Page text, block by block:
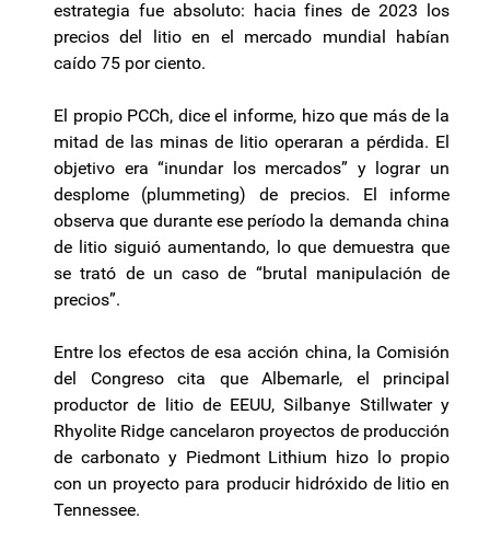
estrategia fue absoluto: hacia fines de 2023 los
precios del litio en el mercado mundial habían
caído 75 por ciento.
El propio PCCh, dice el informe, hizo que más de la
mitad de las minas de litio operaran a pérdida. El
objetivo era “inundar los mercados” y lograr un
desplome (plummeting) de precios. El informe
observa que durante ese período la demanda china
de litio siguió aumentando, lo que demuestra que
se trató de un caso de “brutal manipulación de
precios”.
Entre los efectos de esa acción china, la Comisión
del Congreso cita que Albemarle, el principal
productor de litio de EEUU,Silbanye Stillwater y
Rhyolite Ridge cancelaron proyectos de producción
de carbonato y Piedmont Lithium hizo lo propio
con un proyecto para producir hidróxido de litio en
Tennessee.